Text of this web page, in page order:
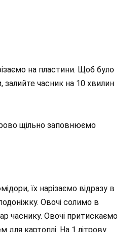
на пластини. Щоб було
залийте часник на 10 хвилин
щільно заповнюємо
їх нарізаємо відразу в
Овочі солимо в
часнику. Овочі притискаємо
для картоплі. На 1 літрову